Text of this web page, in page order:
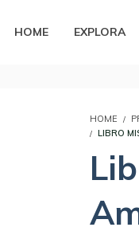
HOME EXPLORA
HOME
LIBRO